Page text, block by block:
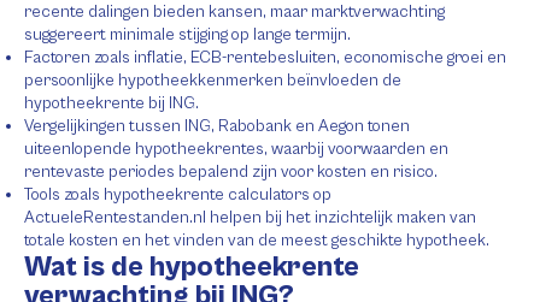
recente dalingen bieden kansen, maar marktverwachting
suggereert minimale stijging op lange termijn.
Factoren zoals inflatie, ECB-rentebesluiten, economische groei en
persoonlijke hypotheekkenmerken beïnvloeden de
hypotheekrente bij ING.
Vergelijkingen tussen ING, Rabobank en Aegon tonen
uiteenlopende hypotheekrentes, waarbij voorwaarden en
rentevaste periodes bepalend zijn voor kosten en risico.
Tools zoals hypotheekrente calculators op
ActueleRentestanden.nl helpen bij het inzichtelijk maken van
totale kosten en het vinden van de meest geschikte hypotheek.
Wat is de hypotheekrente